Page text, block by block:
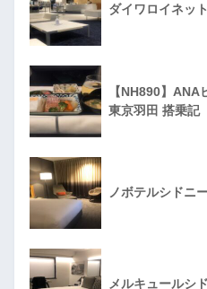
ダイワロイネッ
【NH890】
東京羽田 搭乗記
ノボテルシドニ
メルキュールシ